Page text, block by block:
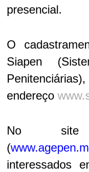
presencial.
O
Siapen
endereço
No site
(
interessados